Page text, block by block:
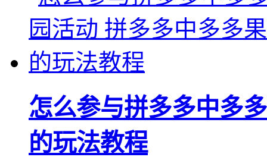
怎么参与拼多多中多
的玩法教程